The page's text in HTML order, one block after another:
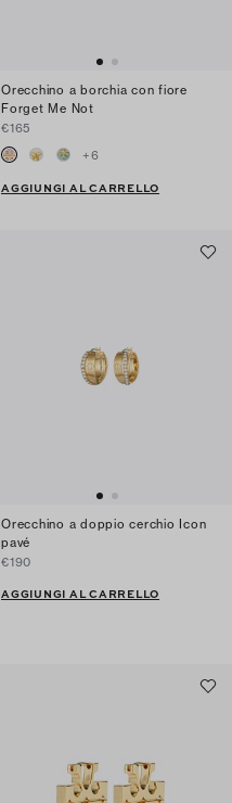
Orecchino a borchia con fiore
Forget Me Not
€165
+6
AGGIUNGI AL CARRELLO
Orecchino a doppio cerchio Icon
pavé
€190
AGGIUNGI AL CARRELLO